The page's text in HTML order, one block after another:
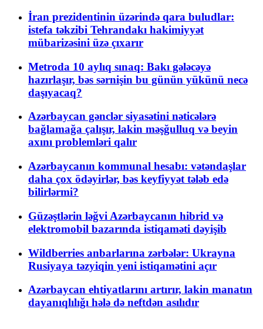
İran prezidentinin üzərində qara buludlar:
istefa təkzibi Tehrandakı hakimiyyət
mübarizəsini üzə çıxarır
Metroda 10 aylıq sınaq: Bakı gələcəyə
hazırlaşır, bəs sərnişin bu günün yükünü necə
daşıyacaq?
Azərbaycan gənclər siyasətini nəticələrə
bağlamağa çalışır, lakin məşğulluq və beyin
axını problemləri qalır
Azərbaycanın kommunal hesabı: vətəndaşlar
daha çox ödəyirlər, bəs keyfiyyət tələb edə
bilirlərmi?
Güzəştlərin ləğvi Azərbaycanın hibrid və
elektromobil bazarında istiqaməti dəyişib
Wildberries anbarlarına zərbələr: Ukrayna
Rusiyaya təzyiqin yeni istiqamətini açır
Azərbaycan ehtiyatlarını artırır, lakin manatın
dayanıqlılığı hələ də neftdən asılıdır